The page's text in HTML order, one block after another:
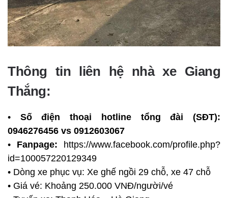
Thông tin liên hệ nhà xe Giang
Thắng:
• Số điện thoại hotline tổng đài (SĐT):
0946276456 vs 0912603067
• Fanpage: https://www.facebook.com/profile.php?
id=100057220129349
• Dòng xe phục vụ: Xe ghế ngồi 29 chỗ, xe 47 chỗ
• Giá vé: Khoảng 250.000 VNĐ/người/vé